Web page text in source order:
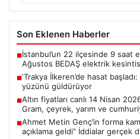
Son Eklenen Haberler
■İstanbul’un 22 ilçesinde 9 saat
Ağustos BEDAŞ elektrik
■‘Trakya İlkeren’de hasat
yüzünü güldürüyor
■Altın fiyatları canlı 14 Nisan
Gram, çeyrek, yarım ve
■Ahmet Metin Genç’in forma
açıklama geldi” İddialar gerçek